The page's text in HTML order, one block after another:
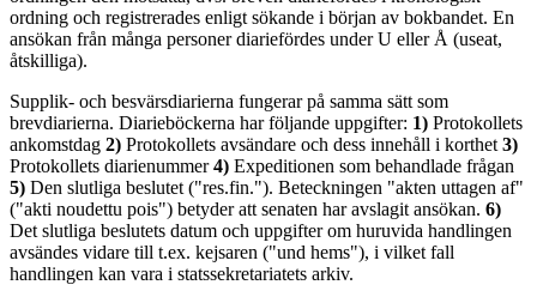
ordning och registrerades enligt sökande i början av bokbandet. En
ansökan från många personer diariefördes under U eller Å (useat,
åtskilliga).
Supplik- och besvärsdiarierna fungerar på samma sätt som
brevdiarierna. Diarieböckerna har följande uppgifter: 1) Protokollets
ankomstdag 2) Protokollets avsändare och dess innehåll i korthet 3)
Protokollets diarienummer4) Expeditionen som behandlade frågan
5) Den slutliga beslutet ("res.fin."). Beteckningen "akten uttagen af"
("akti noudettu pois") betyder att senaten har avslagit ansökan. 6)
Det slutliga beslutets datum och uppgifter om huruvida handlingen
avsändes vidare till t.ex. kejsaren ("und hems"), i vilket fall
handlingen kan vara i statssekretariatets arkiv.